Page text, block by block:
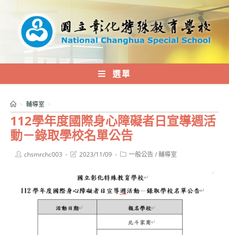
內
選單
112學年度國際身心障礙者日宣導週活
動－錄取學校名單公告
> 輔導室 >
Postchsmrchc003
Post2023/11/09
Post一般公告/輔導室